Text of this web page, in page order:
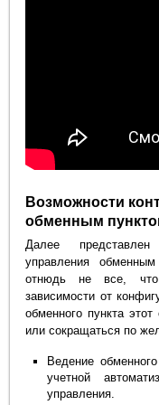
Возможности
обменным
Далее
управления
отнюдь не все, что
зависимости от
обменного пункта
или сокращаться по
Ведение
учетной
управления.